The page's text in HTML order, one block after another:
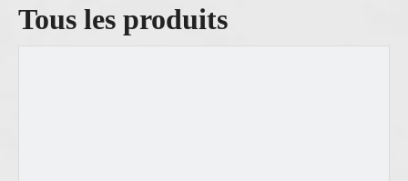
Tous les produits